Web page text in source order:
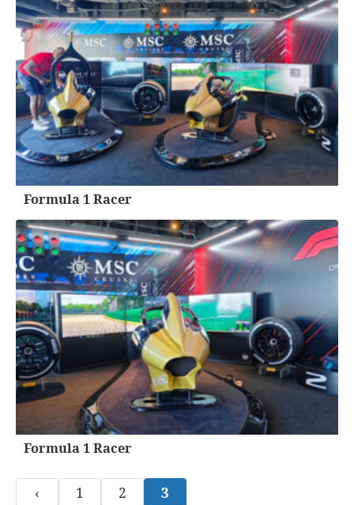
Formula 1 Racer
Formula 1 Racer
‹ 1 2 3